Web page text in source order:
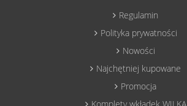
Regulamin
Polityka prywatności
Nowości
Najchętniej kupowane
Promocja
Komplety wkładek WILKA